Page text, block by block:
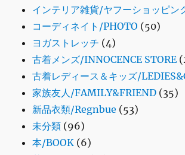
インテリア雑貨/ヤフーショッピン
コーディネイト/PHOTO (50)
ヨガストレッチ (4)
古着メンズ/INNOCENCE STORE
古着レディース＆キッズ/
家族友人/FAMILY&FRIEND (35)
新品衣類/Regnbue (53)
未分類 (96)
本/BOOK (6)